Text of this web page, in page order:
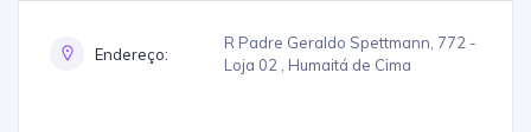
Endereço:
R Padre Geraldo Spettmann, 772 -
Loja 02 , Humaitá de Cima